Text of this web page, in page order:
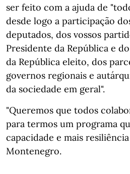
ser feito com a ajuda de
desde logo a participação
deputados, dos vossos
Presidente da República e
da República eleito, dos
governos regionais e
da sociedade em geral".
"Queremos que todos
para termos um programa
capacidade e mais
Montenegro.